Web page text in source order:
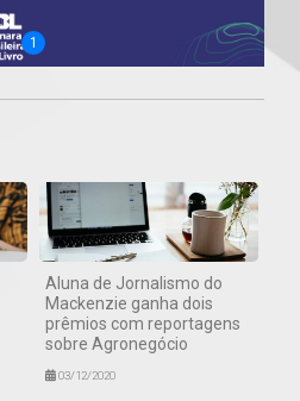
1
Aluna de Jornalismo do
Mackenzie ganha dois
prêmios com reportagens
sobre Agronegócio
03/12/2020